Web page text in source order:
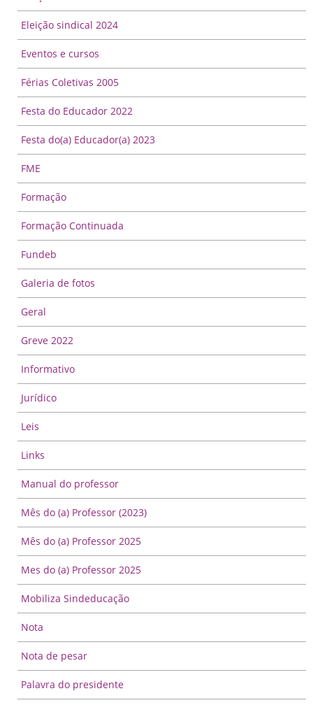
Eleição sindical 2024
Eventos e cursos
Férias Coletivas 2005
Festa do Educador 2022
Festa do(a) Educador(a) 2023
FME
Formação
Formação Continuada
Fundeb
Galeria de fotos
Geral
Greve 2022
Informativo
Jurídico
Leis
Links
Manual do professor
Mês do (a) Professor (2023)
Mês do (a) Professor 2025
Mes do (a) Professor 2025
Mobiliza Sindeducação
Nota
Nota de pesar
Palavra do presidente